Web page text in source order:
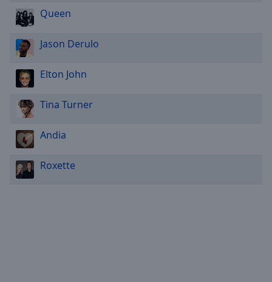
Queen
Jason Derulo
Elton John
Tina Turner
Andia
Roxette